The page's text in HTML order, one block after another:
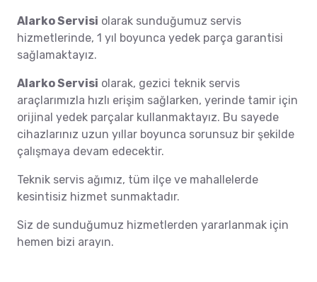
Alarko Servisi olarak sunduğumuz servis
hizmetlerinde, 1 yıl boyunca yedek parça garantisi
sağlamaktayız.
Alarko Servisi olarak, gezici teknik servis
araçlarımızla hızlı erişim sağlarken, yerinde tamir için
orijinal yedek parçalar kullanmaktayız. Bu sayede
cihazlarınız uzun yıllar boyunca sorunsuz bir şekilde
çalışmaya devam edecektir.
Teknik servis ağımız, tüm ilçe ve mahallelerde
kesintisiz hizmet sunmaktadır.
Siz de sunduğumuz hizmetlerden yararlanmak için
hemen bizi arayın.